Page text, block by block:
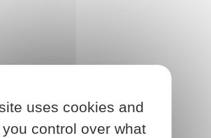
uses cookies and
control over what